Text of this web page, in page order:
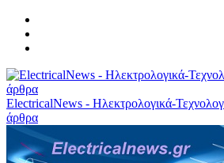
ElectricalNews - Ηλεκτρολογικά-
άρθρα